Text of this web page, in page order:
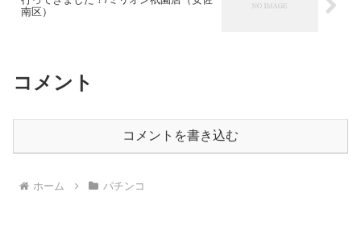
南区）
コメント
コメントを書き込む
ホーム パチンコ